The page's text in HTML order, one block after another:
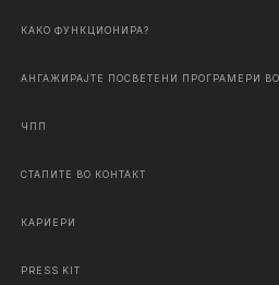
КАКО ФУНКЦИОНИРА?
АНГАЖИРАЈТЕ ПОСВЕТЕНИ ПРОГРАМЕРИ
ЧПП
СТАПИТЕ ВО КОНТАКТ
КАРИЕРИ
PRESS KIT